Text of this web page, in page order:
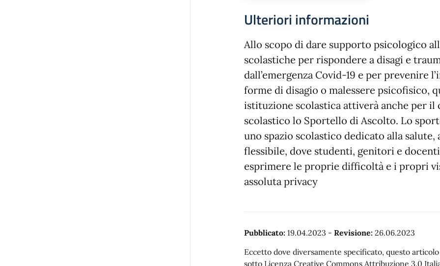
Ulteriori informazioni
Allo scopo di dare supporto psicologico
scolastiche per rispondere a disagi e
dall’emergenza Covid-19 e per prevenire
forme di disagio o malessere psicofisico,
istituzione scolastica attiverà anche per il
scolastico lo Sportello di Ascolto. Lo
uno spazio scolastico dedicato alla salute,
flessibile, dove studenti, genitori e
esprimere le proprie difficoltà e i propri
assoluta privacy
Pubblicato: 19.04.2023 - Revisione: 26.06.2023
Eccetto dove diversamente specificato, questo
sotto Licenza Creative Commons Attribuzione 3.0